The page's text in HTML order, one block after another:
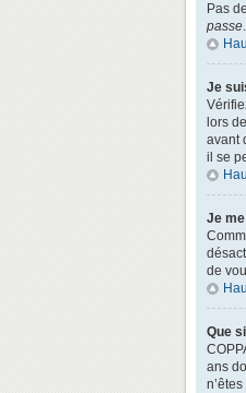
Pas
passe
Je
lors
avant
il se
Je
de
Que
ans